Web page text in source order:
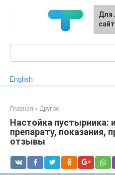
English
Главная » Другое
Настойка пустырника:
препарату, показания,
отзывы
Для